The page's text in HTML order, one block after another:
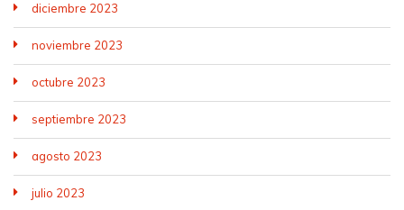
diciembre 2023
noviembre 2023
octubre 2023
septiembre 2023
agosto 2023
julio 2023